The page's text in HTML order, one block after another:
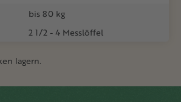
bis 80 kg
2 1/2 - 4 Messlöffel
lagern.